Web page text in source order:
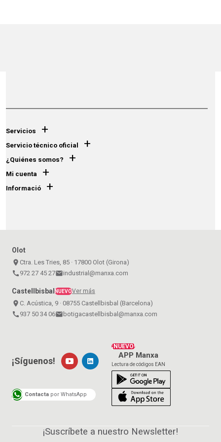
Servicios +
Servicio técnico oficial +
¿Quiénes somos? +
Mi cuenta +
Informació +
Olot
place Ctra. Les Tries, 85 · 17800 Olot (Girona)
call 972 27 45 27emailindustrial@manxa.com
Castellbisbal NUEVOVer más
place C. Acústica, 9 · 08755 Castellbisbal (Barcelona)
call 937 50 34 06email botigacastellbisbal@manxa.com
¡NUEVO!
APP Manxa
Lectura de códigos EAN
¡Síguenos!
Contacta por WhatsApp
¡Suscríbete a nuestro Newsletter!